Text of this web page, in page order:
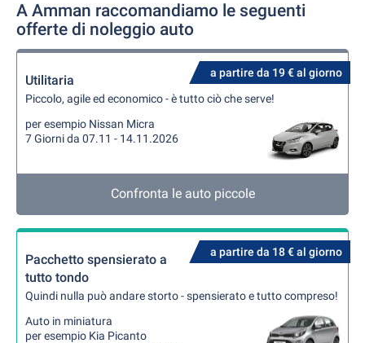
A Amman raccomandiamo le seguenti
offerte di noleggio auto
a partire da 19 € al giorno
Utilitaria
Piccolo, agile ed economico - è tutto ciò che serve!
per esempio Nissan Micra
7 Giorni da 07.11 - 14.11.2026
Confronta le auto piccole
a partire da 18 € al giorno
Pacchetto spensierato a
tutto tondo
Quindi nulla può andare storto - spensierato e tutto compreso!
Auto in miniatura
per esempio Kia Picanto